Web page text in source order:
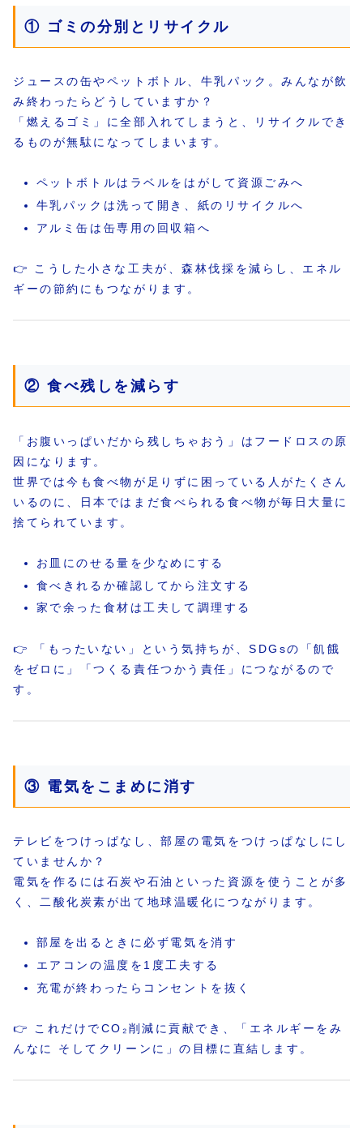
① ゴミの分別とリサイクル
ジュースの缶やペットボトル、牛乳パック。みんなが飲
み終わったらどうしていますか？
「燃えるゴミ」に全部入れてしまうと、リサイクルでき
るものが無駄になってしまいます。
ペットボトルはラベルをはがして資源ごみへ
牛乳パックは洗って開き、紙のリサイクルへ
アルミ缶は缶専用の回収箱へ
👉 こうした小さな工夫が、森林伐採を減らし、エネル
ギーの節約にもつながります。
② 食べ残しを減らす
「お腹いっぱいだから残しちゃおう」はフードロスの原
因になります。
世界では今も食べ物が足りずに困っている人がたくさん
いるのに、日本ではまだ食べられる食べ物が毎日大量に
捨てられています。
お皿にのせる量を少なめにする
食べきれるか確認してから注文する
家で余った食材は工夫して調理する
👉 「もったいない」という気持ちが、SDGsの「飢餓
をゼロに」「つくる責任つかう責任」につながるので
す。
③ 電気をこまめに消す
テレビをつけっぱなし、部屋の電気をつけっぱなしにし
ていませんか？
電気を作るには石炭や石油といった資源を使うことが多
く、二酸化炭素が出て地球温暖化につながります。
部屋を出るときに必ず電気を消す
エアコンの温度を1度工夫する
充電が終わったらコンセントを抜く
👉 これだけでCO₂削減に貢献でき、「エネルギーをみ
んなに そしてクリーンに」の目標に直結します。